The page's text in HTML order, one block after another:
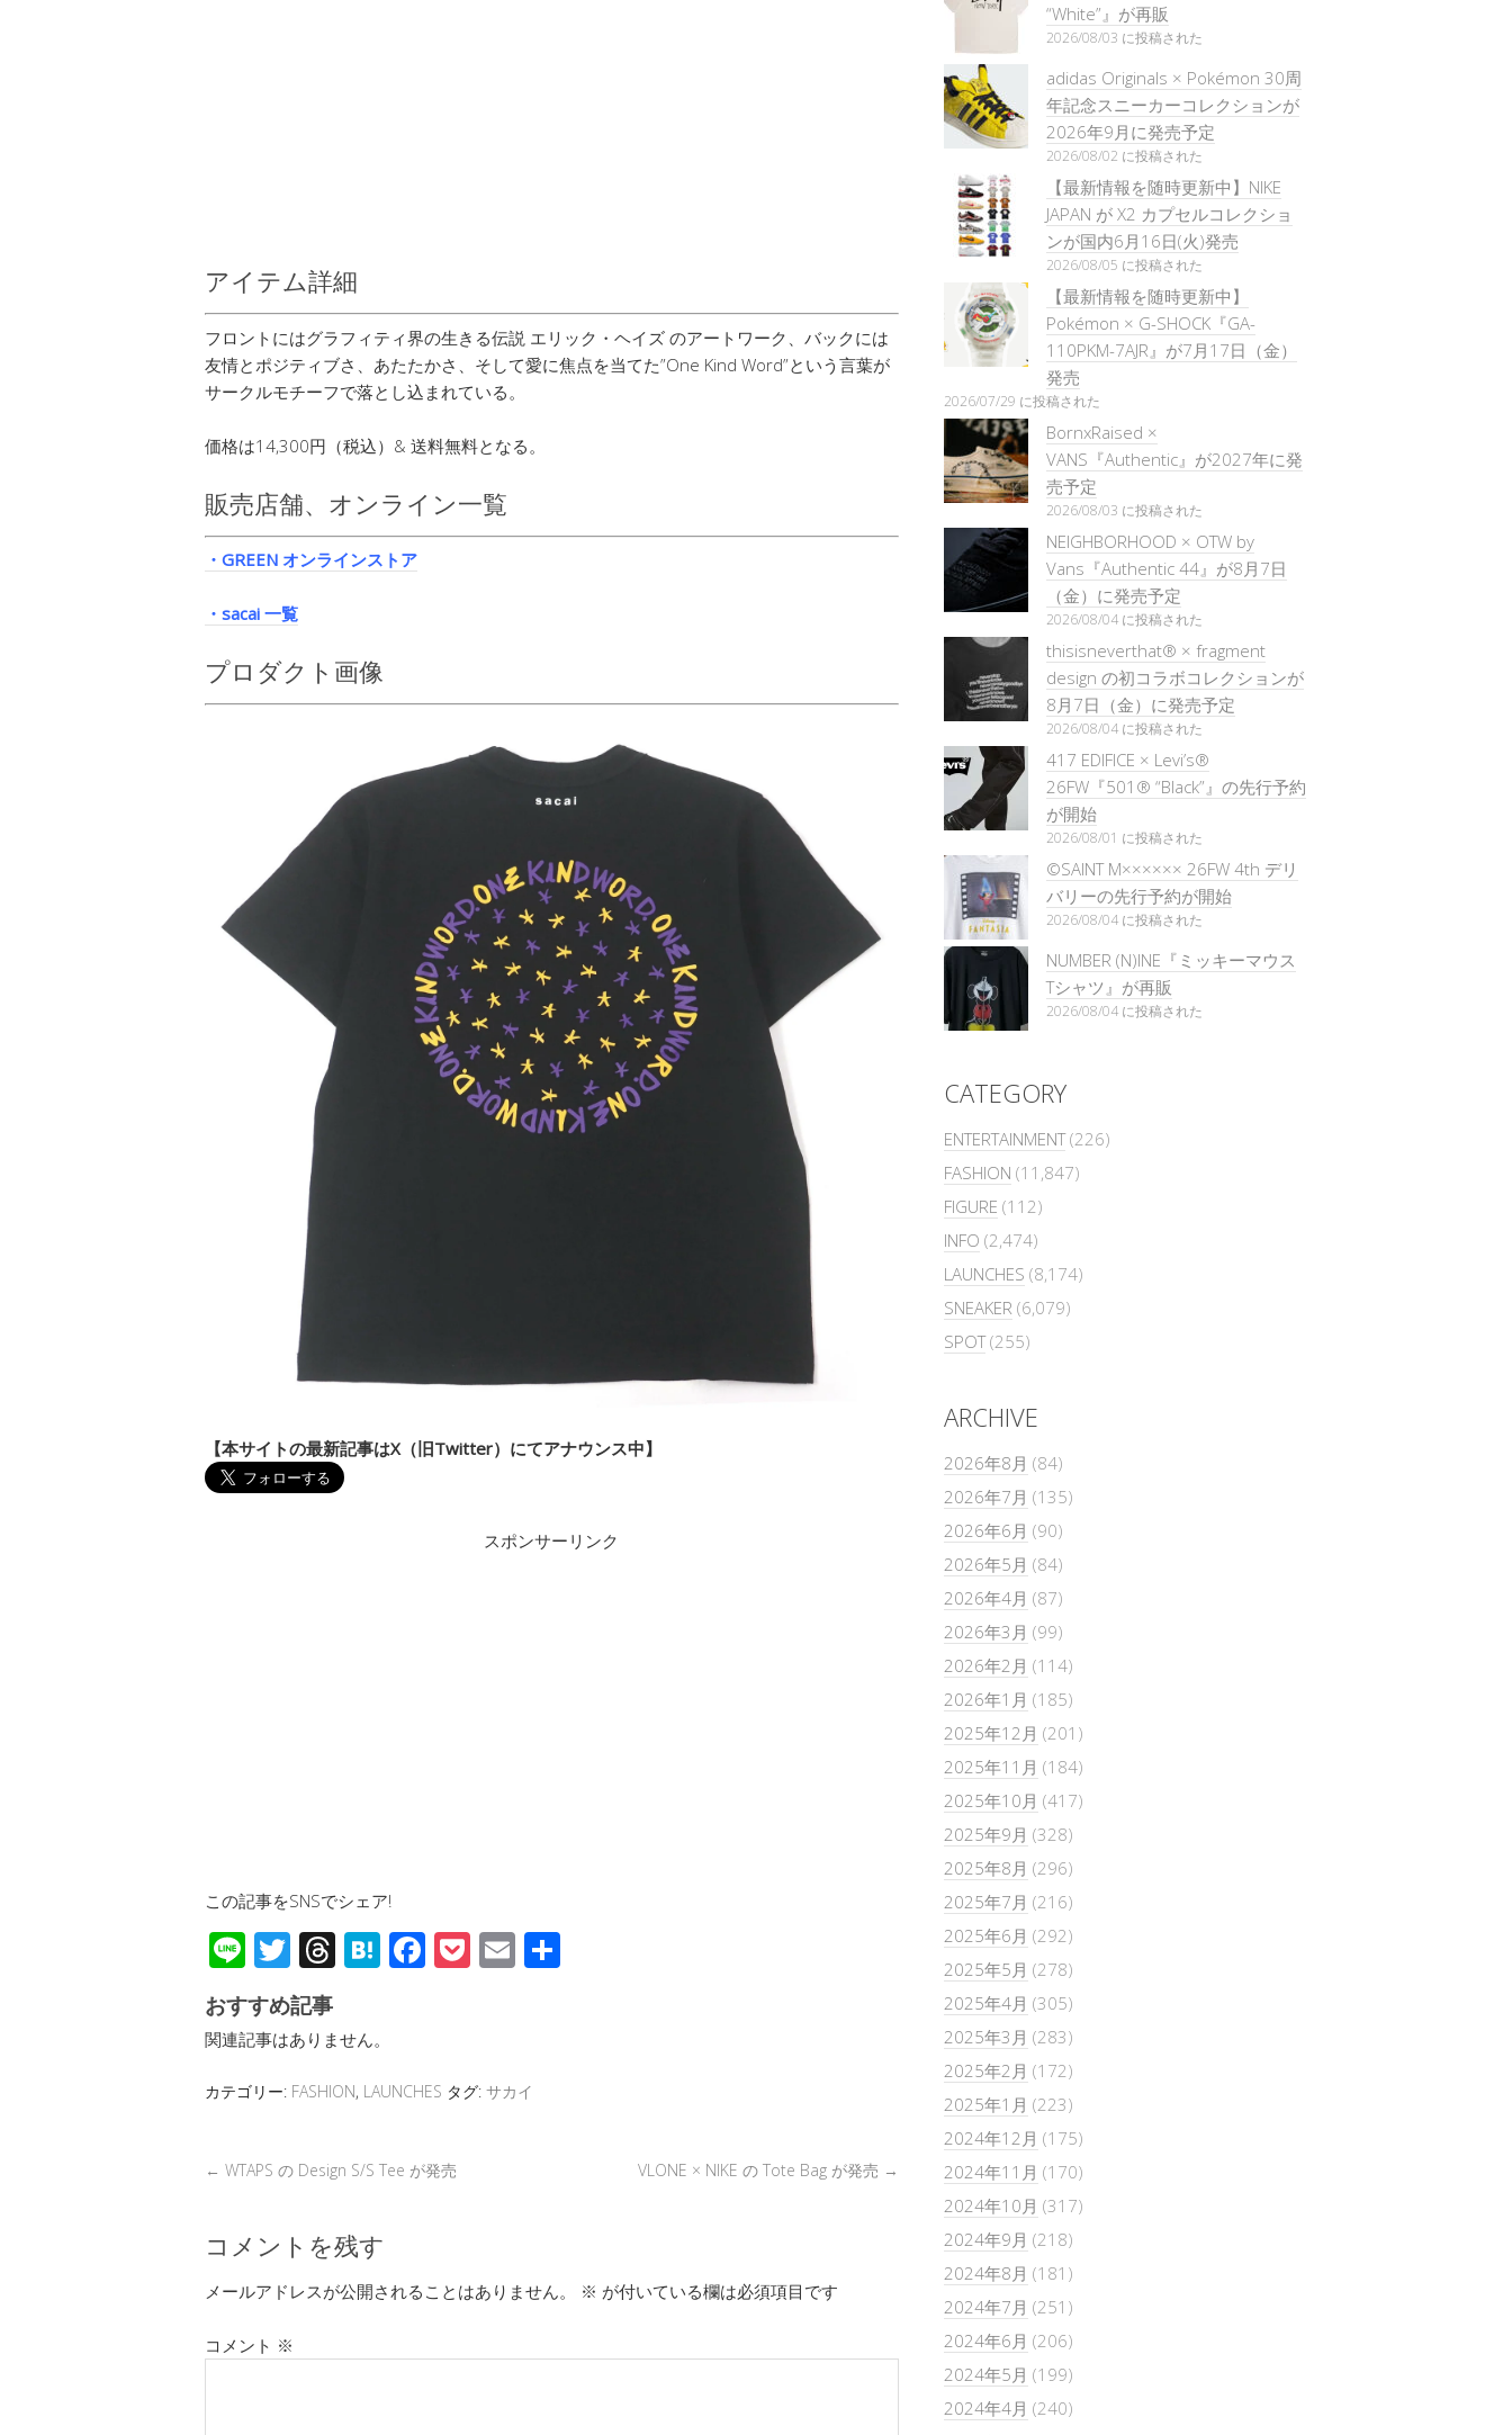
アイテム詳細
フロントにはグラフィティ界の生きる伝説 エリック・ヘイズ のアートワーク、バックには
友情とポジティブさ、あたたかさ、そして愛に焦点を当てた”One Kind Word”という言葉が
サークルモチーフで落とし込まれている。
価格は14,300円（税込）& 送料無料となる。
販売店舗、オンライン一覧
・GREEN オンラインストア
・sacai 一覧
プロダクト画像
【本サイトの最新記事はX（旧Twitter）にてアナウンス中】
スポンサーリンク
この記事をSNSでシェア!
Li
n
e
T
wi
tt
er
T
e
a
d
H
a
F
o
k
P E
おすすめ記事
関連記事はありません。
カテゴリー: FASHION, LAUNCHES タグ: サカイ
← WTAPS の Design S/S Tee が発売 VLONE × NIKE の Tote Bag が発売 →
コメントを残す
メールアドレスが公開されることはありません。 ※ が付いている欄は必須項目です
コメント ※
“White”』が再販
2026/08/03 に投稿された
adidas Originals × Pokémon 30周
年記念スニーカーコレクションが
2026年9月に発売予定
2026/08/02 に投稿された
【最新情報を随時更新中】NIKE
JAPAN が X2 カプセルコレクショ
ンが国内6月16日(火)発売
2026/08/05 に投稿された
【最新情報を随時更新中】
Pokémon × G-SHOCK『GA-
110PKM-7AJR』が7月17日（金）
発売
2026/07/29 に投稿された
BornxRaised ×
VANS『Authentic』が2027年に発
売予定
2026/08/03 に投稿された
NEIGHBORHOOD × OTW by
Vans『Authentic 44』が8月7日
（金）に発売予定
2026/08/04 に投稿された
thisisneverthat® × fragment
design の初コラボコレクションが
8月7日（金）に発売予定
2026/08/04 に投稿された
417 EDIFICE × Levi’s®
26FW『501®︎ “Black”』の先行予約
が開始
2026/08/01 に投稿された
©SAINT M×××××× 26FW 4th デリ
バリーの先行予約が開始
2026/08/04 に投稿された
NUMBER (N)INE『ミッキーマウス
Tシャツ』が再販
2026/08/04 に投稿された
CATEGORY
ENTERTAINMENT(226)
FASHION (11,847)
FIGURE (112)
INFO (2,474)
LAUNCHES (8,174)
SNEAKER (6,079)
SPOT(255)
ARCHIVE
2026年8月 (84)
2026年7月 (135)
2026年6月 (90)
2026年5月 (84)
2026年4月 (87)
2026年3月 (99)
2026年2月 (114)
2026年1月 (185)
2025年12月 (201)
2025年11月 (184)
2025年10月 (417)
2025年9月 (328)
2025年8月 (296)
2025年7月 (216)
2025年6月 (292)
2025年5月 (278)
2025年4月 (305)
2025年3月 (283)
2025年2月 (172)
2025年1月 (223)
2024年12月 (175)
2024年11月 (170)
2024年10月 (317)
2024年9月 (218)
2024年8月 (181)
2024年7月 (251)
2024年6月 (206)
2024年5月 (199)
2024年4月 (240)